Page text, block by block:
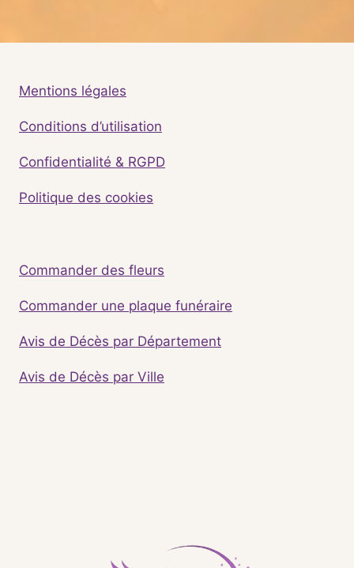
Mentions légales
Conditions d’utilisation
Confidentialité & RGPD
Politique des cookies
Commander des fleurs
Commander une plaque funéraire
Avis de Décès par Département
Avis de Décès par Ville